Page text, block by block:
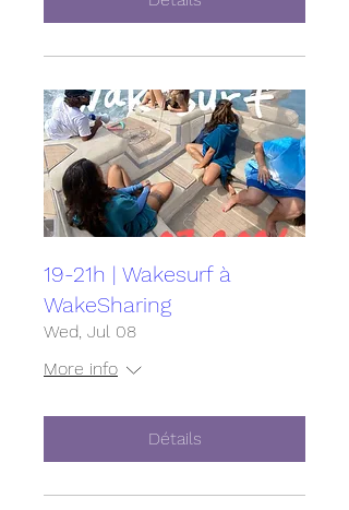
19-21h | Wakesurf à
WakeSharing
Wed, Jul 08
More info
Détails